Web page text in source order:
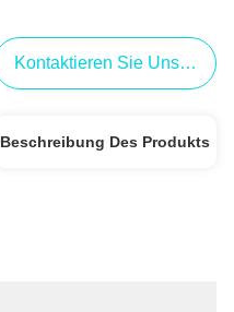
Kontaktieren Sie Uns Jetzt
Beschreibung Des Produkts